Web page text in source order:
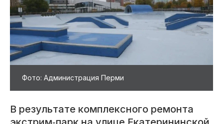
Фото: Администрация Перми
В результате комплексного ремонта